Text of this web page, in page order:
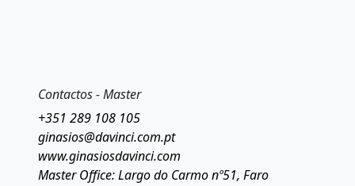
Contactos - Master
+351 289 108 105
ginasios@davinci.com.pt
www.ginasiosdavinci.com
Master Office: Largo do Carmo nº51, Faro